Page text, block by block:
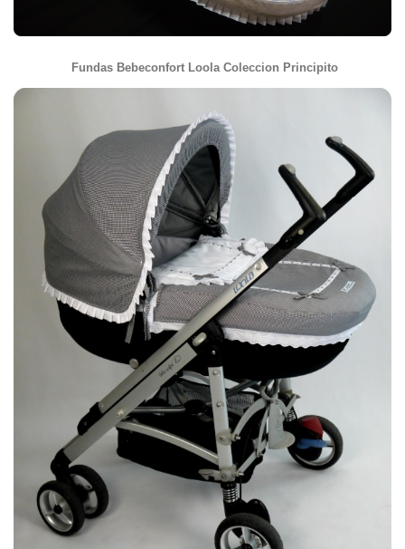
Fundas Bebeconfort Loola Coleccion Principito